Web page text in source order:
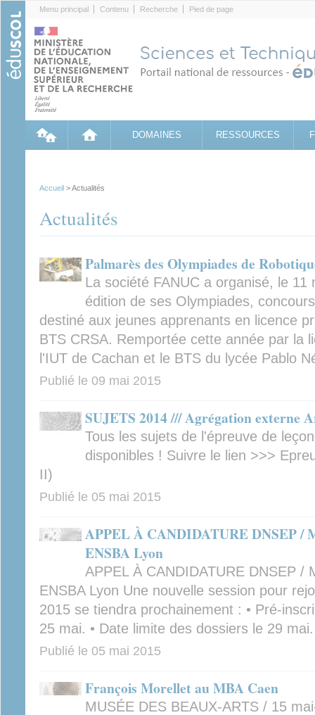
Menu principal Contenu Recherche Pied de page
DOMAINES RESSOURCES
Accueil > Actualités
Actualités
Palmarès des Olympiades de
La société FANUC a organisé, le
édition de ses Olympiades,
destiné aux jeunes apprenants en licence
BTS CRSA. Remportée cette année par la
l'IUT de Cachan et le BTS du lycée Pablo
Publié le 09 mai 2015
SUJETS 2014 /// Agrégation externe
Tous les sujets de l'épreuve de
disponibles ! Suivre le lien >>>
II)
Publié le 05 mai 2015
APPEL À CANDIDATURE DNSEP /
ENSBA Lyon
APPEL À CANDIDATURE DNSEP
ENSBA Lyon Une nouvelle session pour
2015 se tiendra prochainement : • Pré-
25 mai. • Date limite des dossiers le 29
Publié le 05 mai 2015
François Morellet au MBA Caen
MUSÉE DES BEAUX-ARTS / 15